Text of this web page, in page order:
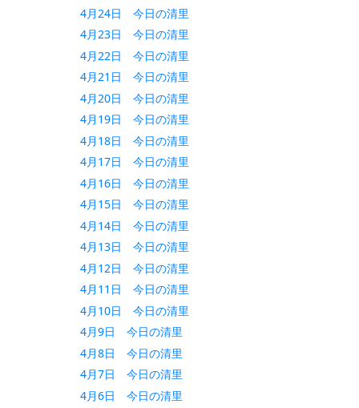
4月24日 今日の清里
4月23日 今日の清里
4月22日 今日の清里
4月21日 今日の清里
4月20日 今日の清里
4月19日 今日の清里
4月18日 今日の清里
4月17日 今日の清里
4月16日 今日の清里
4月15日 今日の清里
4月14日 今日の清里
4月13日 今日の清里
4月12日 今日の清里
4月11日 今日の清里
4月10日 今日の清里
4月9日 今日の清里
4月8日 今日の清里
4月7日 今日の清里
4月6日 今日の清里